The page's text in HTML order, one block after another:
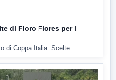
di Floro Flores per il
di Coppa Italia. Scelte...